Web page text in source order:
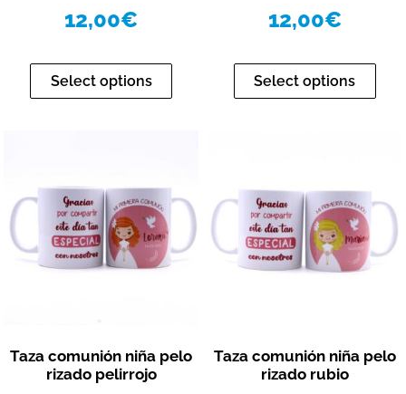
12,00€
Select options
12,00€
Select options
Taza comunión niña pelo
rizado pelirrojo
Taza comunión niña pelo
rizado rubio